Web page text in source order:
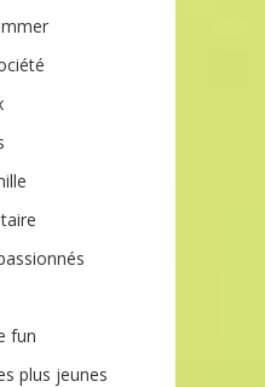
fun
plus jeunes